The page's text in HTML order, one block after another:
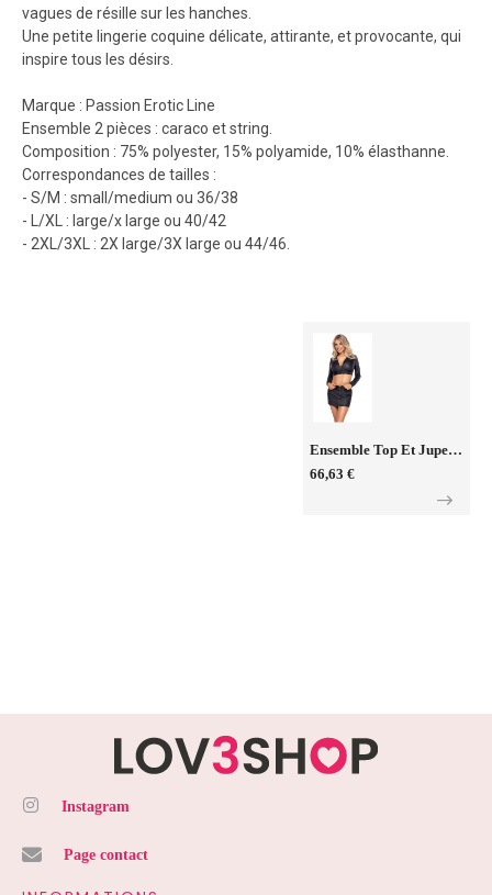
vagues de résille sur les hanches.
Une petite lingerie coquine délicate, attirante, et provocante, qui
inspire tous les désirs.
Marque : Passion Erotic Line
Ensemble 2 pièces : caraco et string.
Composition : 75% polyester, 15% polyamide, 10% élasthanne.
Correspondances de tailles :
- S/M : small/medium ou 36/38
- L/XL : large/x large ou 40/42
- 2XL/3XL : 2X large/3X large ou 44/46.
Ensemble Top Et Jupe Courte Noir - Cottelli PARTY
66,63 €
Instagram
Page contact